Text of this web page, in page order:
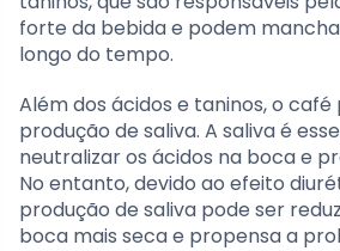
forte da bebida e podem
longo do tempo.
Além dos ácidos e taninos, o
produção de saliva. A saliva é
neutralizar os ácidos na boca e
No entanto, devido ao efeito
produção de saliva pode ser
boca mais seca e propensa a